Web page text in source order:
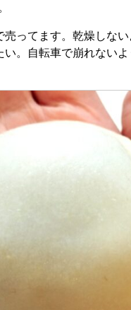
売ってます。乾燥しな
。自転車で崩れないよ